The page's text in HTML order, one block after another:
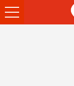
Ouvrir
le